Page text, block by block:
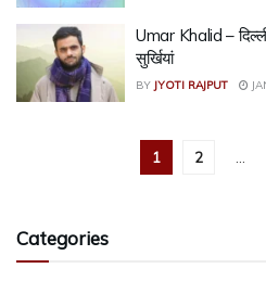
Umar Khalid –
सुर्खियां
BY JYOTI RAJPUT
1 2
Categories